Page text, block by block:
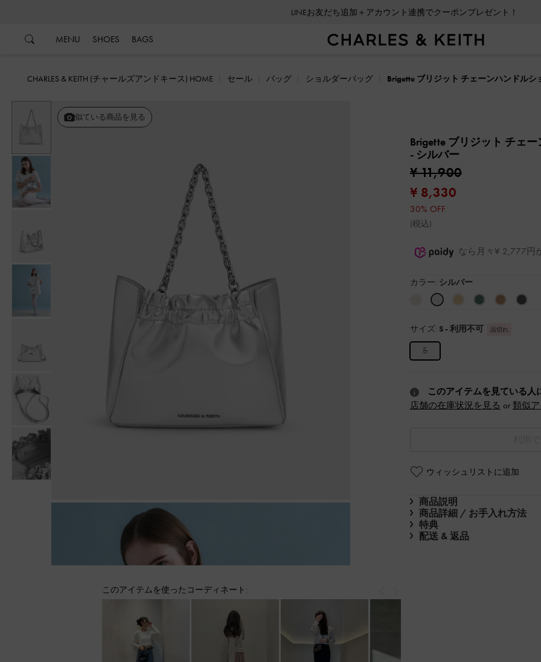
LINEお友だち追加＋アカウント連携でクーポンプレゼント！
MENU SHOES BAGS
CHARLES & KEITH (チャールズアンドキース) HOME セール バッグ ショルダーバッグ Brigette ブリジット チェーンハンドルシ
似ている商品を見る
Brigette ブリジット チェ
- シルバー
¥ 11,900
¥ 8,330
30% OFF
(税込)
なら月々¥ 2,777円
カラー: シルバー
サイズ: S - 利用不可 品切れ
S
このアイテムを見ている人
店舗の在庫状況を見る or 類似
ウィッシュリストに追加
商品説明
商品詳細 / お手入れ方法
特典
配送 & 返品
このアイテムを使ったコーディネート: